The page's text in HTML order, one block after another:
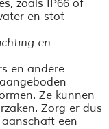
zoals IP66 of
en stof.
en
en andere
Ze kunnen
Zorg er dus
een